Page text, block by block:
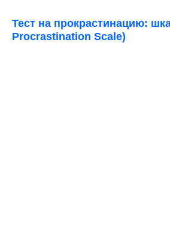
Тест на прокрастинацию:
Procrastination Scale)